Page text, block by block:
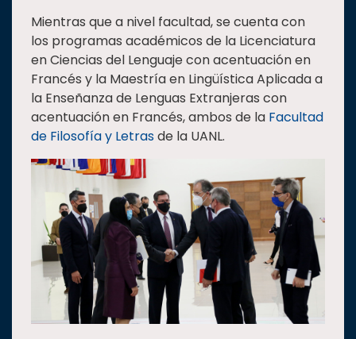
Mientras que a nivel facultad, se cuenta con
los programas académicos de la Licenciatura
en Ciencias del Lenguaje con acentuación en
Francés y la Maestría en Lingüística Aplicada a
la Enseñanza de Lenguas Extranjeras con
acentuación en Francés, ambos de la Facultad
de Filosofía y Letrasde la UANL.